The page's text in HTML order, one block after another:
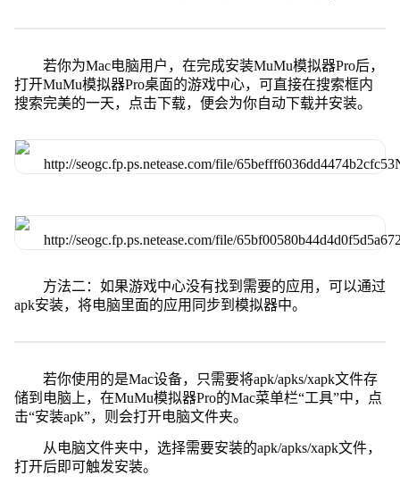
若你为Mac电脑用户，在完成安装MuMu模拟器Pro后，
打开MuMu模拟器Pro桌面的游戏中心，可直接在搜索框内
搜索完美的一天，点击下载，便会为你自动下载并安装。
方法二：如果游戏中心没有找到需要的应用，可以通过
apk安装，将电脑里面的应用同步到模拟器中。
若你使用的是Mac设备，只需要将apk/apks/xapk文件存
储到电脑上，在MuMu模拟器Pro的Mac菜单栏“工具”中，点
击“安装apk”，则会打开电脑文件夹。
从电脑文件夹中，选择需要安装的apk/apks/xapk文件，
打开后即可触发安装。